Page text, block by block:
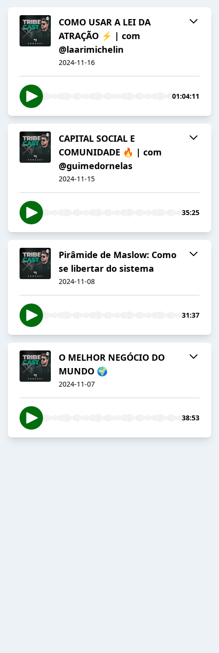
COMO USAR A LEI DA
ATRAÇÃO ⚡ | com
@laarimichelin
2024-11-16
01:04:11
CAPITAL SOCIAL E
COMUNIDADE 🔥 | com
@guimedornelas
2024-11-15
35:25
Pirâmide de Maslow: Como
se libertar do sistema
2024-11-08
31:37
O MELHOR NEGÓCIO DO
MUNDO 🌍
2024-11-07
38:53